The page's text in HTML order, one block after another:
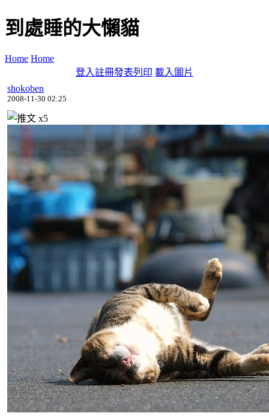
到處睡的大懶貓
Home Home
登入註冊發表列印 載入圖片
shokoben
2008-11-30 02:25
x5